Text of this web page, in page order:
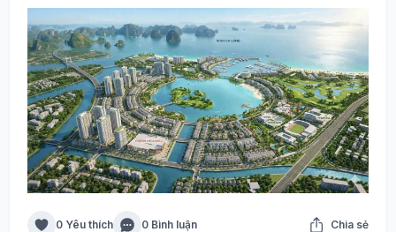
0 Yêu thích 0 Bình luận Chia sẻ